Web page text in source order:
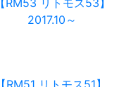
【RM53 リトモス53】
2017.10～